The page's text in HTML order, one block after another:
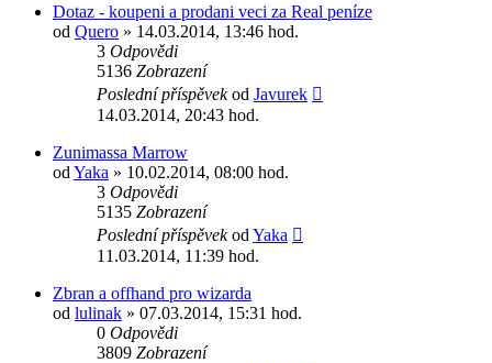
Dotaz - koupeni a prodani veci za Real peníze
od Quero » 14.03.2014, 13:46 hod.
3 Odpovědi
5136 Zobrazení
Poslední příspěvekod Javurek
14.03.2014, 20:43 hod.
Zunimassa Marrow
od Yaka » 10.02.2014, 08:00 hod.
3 Odpovědi
5135 Zobrazení
Poslední příspěvekod Yaka
11.03.2014, 11:39 hod.
Zbran a offhand pro wizarda
od lulinak » 07.03.2014, 15:31 hod.
0 Odpovědi
3809 Zobrazení